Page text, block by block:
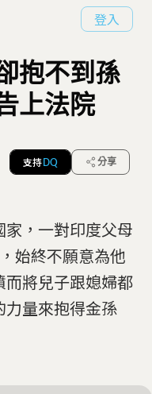
登入
抱不到孫
上法院
支持 DQ 分享
，一對印度父母
始終不願意為他
將兒子跟媳婦都
力量來抱得金孫